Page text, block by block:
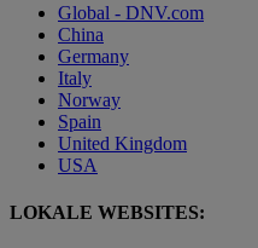
Global - DNV.com
China
Germany
Italy
Norway
Spain
United Kingdom
USA
LOKALE WEBSITES: